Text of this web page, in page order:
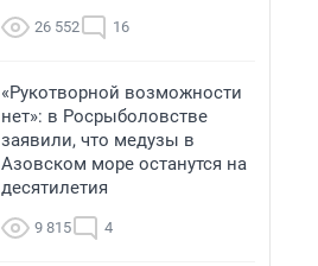
26 552 16
«Рукотворной возможности
нет»: в Росрыболовстве
заявили, что медузы в
Азовском море останутся на
десятилетия
9 815 4